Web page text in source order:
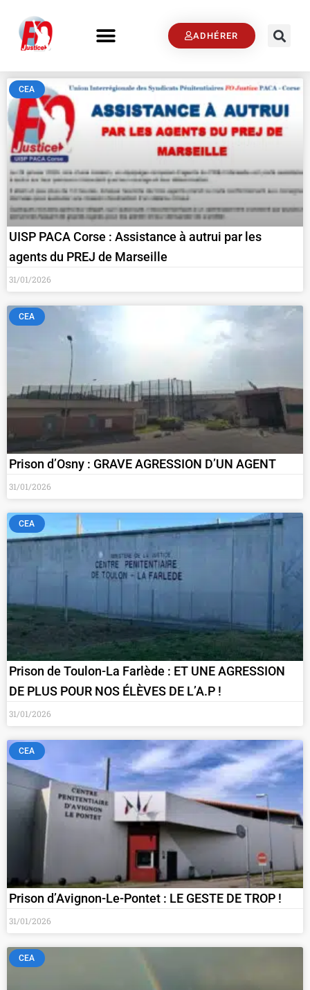
ADHÉRER
CEA
UISP PACA Corse : Assistance à autrui par les
agents du PREJ de Marseille
31/01/2026
CEA
Prison d’Osny : GRAVE AGRESSION D’UN AGENT
31/01/2026
CEA
Prison de Toulon-La Farlède : ET UNE AGRESSION
DE PLUS POUR NOS ÉLÈVES DE L’A.P !
31/01/2026
CEA
Prison d’Avignon-Le-Pontet : LE GESTE DE TROP !
31/01/2026
CEA